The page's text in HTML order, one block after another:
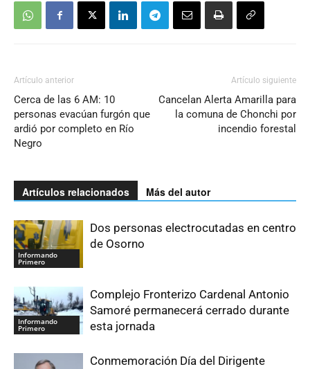
Artículo anterior
Cerca de las 6 AM: 10
personas evacúan furgón que
ardió por completo en Río
Negro
Artículo siguiente
Cancelan Alerta Amarilla para
la comuna de Chonchi por
incendio forestal
Artículos relacionados Más del autor
Informando
Primero
Dos personas electrocutadas en centro
de Osorno
Informando
Primero
Complejo Fronterizo Cardenal Antonio
Samoré permanecerá cerrado durante
esta jornada
Conmemoración Día del Dirigente